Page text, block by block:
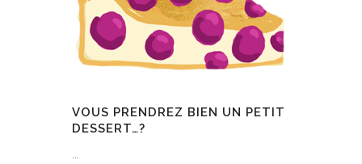
VOUS PRENDREZ BIEN UN PETIT
DESSERT…?